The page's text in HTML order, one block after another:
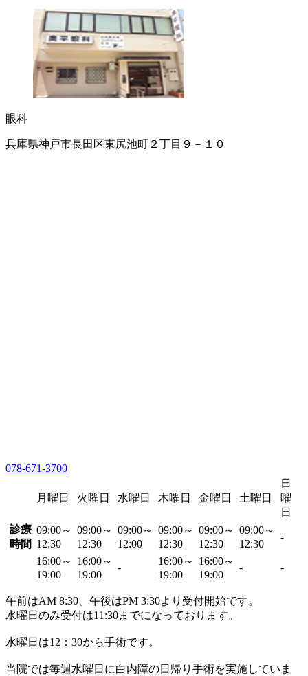
眼科
兵庫県神戸市長田区東尻池町２丁目９－１０
078-671-3700
月曜日 火曜日 水曜日 木曜日 金曜日 土曜日
日
曜
日
診療
時間
09:00～
12:30
09:00～
12:30
09:00～
12:00
09:00～
12:30
09:00～
12:30
09:00～
12:30
-
16:00～
19:00
16:00～
19:00
-
16:00～
19:00
16:00～
19:00
- -
午前はAM 8:30、午後はPM 3:30より受付開始です。
水曜日のみ受付は11:30までになっております。
水曜日は12：30から手術です。
当院では毎週水曜日に白内障の日帰り手術を実施していま